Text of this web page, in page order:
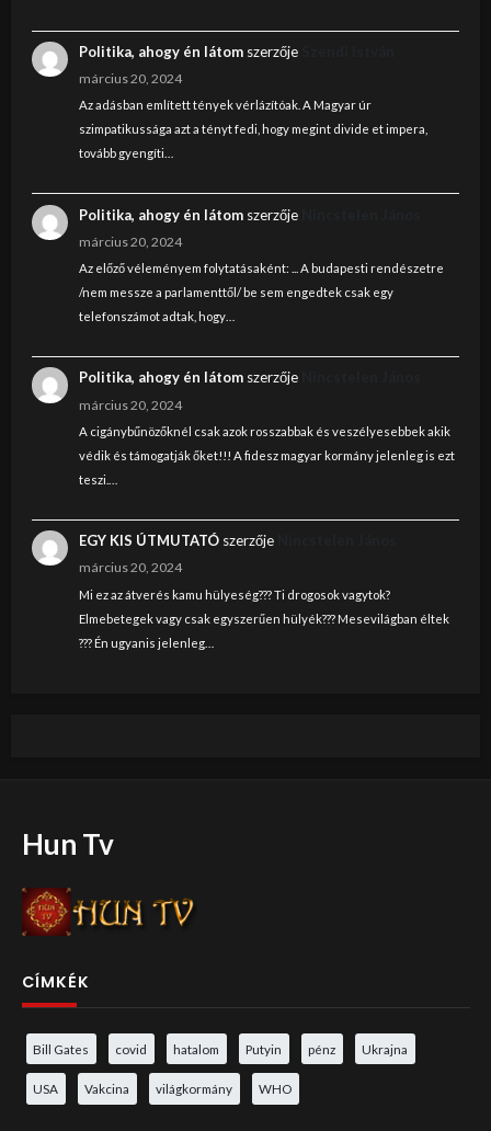
Politika, ahogy én látomszerzője
március 20, 2024
Az adásban említett tények vérlázítóak. A Magyar úr
szimpatikussága azt a tényt fedi, hogy megint divide et impera,
tovább gyengíti…
Politika, ahogy én látomszerzője
március 20, 2024
Az előző véleményem folytatásaként: ... A budapesti rendészetre
/nem messze a parlamenttől/ be sem engedtek csak egy
telefonszámot adtak, hogy…
Politika, ahogy én látomszerzője
március 20, 2024
A cigánybűnözőknél csak azok rosszabbak és veszélyesebbek akik
védik és támogatják őket!!! A fidesz magyar kormány jelenleg is ezt
teszi.…
EGY KIS ÚTMUTATÓszerzője
március 20, 2024
Mi ez az átverés kamu hülyeség??? Ti drogosok vagytok?
Elmebetegek vagy csak egyszerűen hülyék??? Mesevilágban éltek
??? Én ugyanis jelenleg…
Hun Tv
CÍMKÉK
Bill Gates covid hatalom Putyin pénz Ukrajna
USA Vakcina világkormány WHO